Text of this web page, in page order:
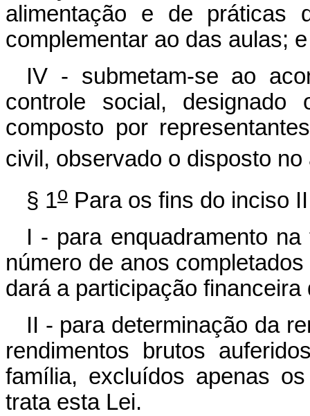
alimentação e de práticas
complementar ao das aulas; e
IV - submetam-se ao
controle social, designado
composto por
civil, observado o disposto no
§ 1o Para os fins do inciso
I - para enquadramento
número de anos
dará a participação financeira
II - para determinação da
rendimentos brutos
família, excluídos apenas
trata esta Lei.